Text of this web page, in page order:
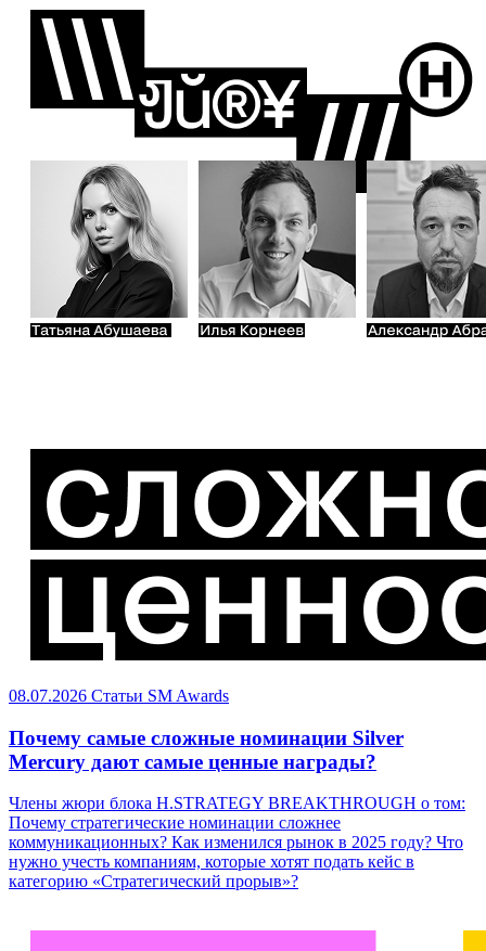
08.07.2026 Статьи SM Awards
Почему самые сложные номинации Silver
Mercury дают самые ценные награды?
Члены жюри блока H.STRATEGY BREAKTHROUGH о том:
Почему стратегические номинации сложнее
коммуникационных? Как изменился рынок в 2025 году? Что
нужно учесть компаниям, которые хотят подать кейс в
категорию «Стратегический прорыв»?